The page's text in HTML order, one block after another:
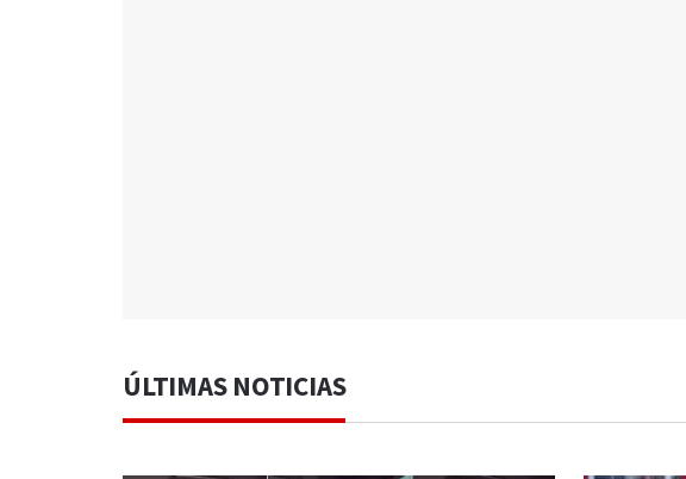
ÚLTIMAS NOTICIAS